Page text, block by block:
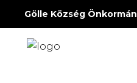
Gölle Község